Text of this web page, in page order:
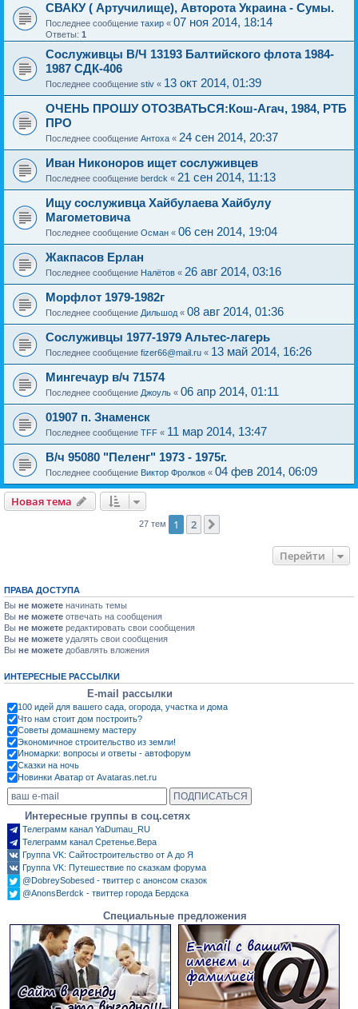
СВАКУ ( Артучилище), Авторота Украина - Сумы.
Последнее сообщение тахир « 07 ноя 2014, 18:14
Ответы: 1
Сослуживцы В/Ч 13193 Балтийского флота 1984-
1987 СДК-406
Последнее сообщение stiv « 13 окт 2014, 01:39
ОЧЕНЬ ПРОШУ ОТОЗВАТЬСЯ:Кош-Агач, 1984, РТБ
ПРО
Последнее сообщение Антоха « 24 сен 2014, 20:37
Иван Никоноров ищет сослуживцев
Последнее сообщение berdck « 21 сен 2014, 11:13
Ищу сослуживца Хайбулаева Хайбулу
Магометовича
Последнее сообщение Осман « 06 сен 2014, 19:04
Жакпасов Ерлан
Последнее сообщение Налётов « 26 авг 2014, 03:16
Морфлот 1979-1982г
Последнее сообщение Дильшод « 08 авг 2014, 01:36
Сослуживцы 1977-1979 Альтес-лагерь
Последнее сообщение fizer66@mail.ru « 13 май 2014, 16:26
Мингечаур в/ч 71574
Последнее сообщение Джоуль « 06 апр 2014, 01:11
01907 п. Знаменск
Последнее сообщение TFF « 11 мар 2014, 13:47
В/ч 95080 "Пеленг" 1973 - 1975г.
Последнее сообщение Виктор Фролков « 04 фев 2014, 06:09
Новая тема
27 тем 1 2
Перейти
ПРАВА ДОСТУПА
Вы не можете начинать темы
Вы не можете отвечать на сообщения
Вы не можете редактировать свои сообщения
Вы не можете удалять свои сообщения
Вы не можете добавлять вложения
ИНТЕРЕСНЫЕ РАССЫЛКИ
E-mail рассылки
100 идей для вашего сада, огорода, участка и дома
Что нам стоит дом построить?
Советы домашнему мастеру
Экономичное строительство из земли!
Иномарки: вопросы и ответы - автофорум
Сказки на ночь
Новинки Аватар от Avataras.net.ru
Интересные группы в соц.сетях
Телеграмм канал YaDumau_RU
Телеграмм канал Сретенье.Вера
Группа VK: Сайтостроительство от А до Я
Группа VK: Путешествие по сказкам форума
@DobreySobesed - твиттер с анонсом сказок
@AnonsBerdck - твиттер города Бердска
Специальные предложения